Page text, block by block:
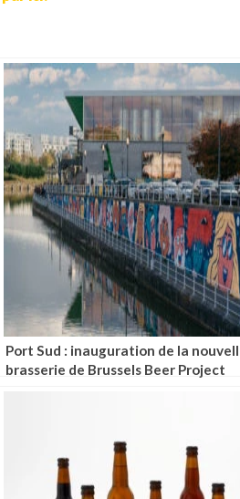
Port Sud : inauguration de la
brasserie de Brussels Beer Project